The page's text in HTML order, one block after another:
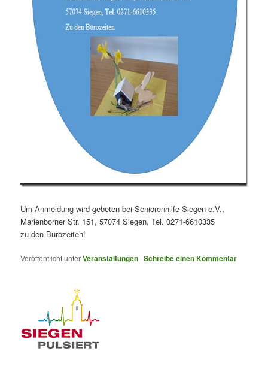
Um Anmeldung wird gebeten bei Seniorenhilfe Siegen e.V.,
Marienborner Str. 151, 57074 Siegen, Tel. 0271-6610335
zu den Bürozeiten!
Veröffentlicht unterVeranstaltungen |Schreibe einen Kommentar